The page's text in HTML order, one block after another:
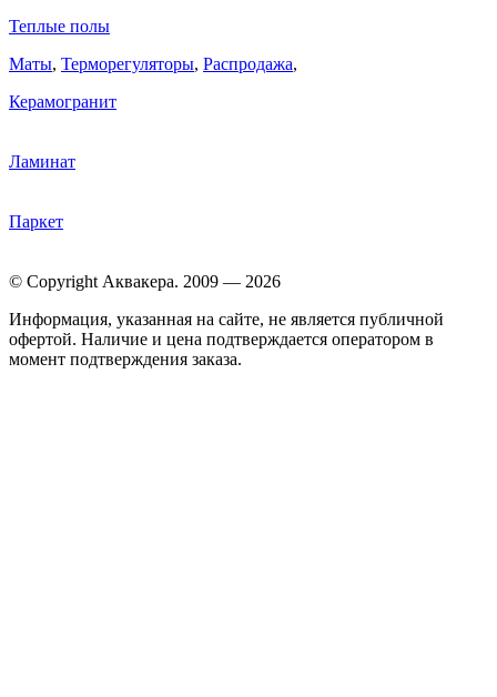
Теплые полы
Маты, Терморегуляторы, Распродажа,
Керамогранит
Ламинат
Паркет
© Copyright Аквакера. 2009 — 2026
Информация, указанная на сайте, не является публичной
офертой. Наличие и цена подтверждается оператором в
момент подтверждения заказа.